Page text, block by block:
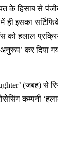
के हिसाब से
इसका
को हलाल
कर दिया
(जबह)
कम्पनी